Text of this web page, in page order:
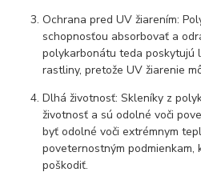
Ochrana pred UV žiarením:
schopnosťou absorbovať a
polykarbonátu teda poskytujú
rastliny, pretože UV žiarenie
Dlhá životnosť: Skleníky z
životnosť a sú odolné voči
byť odolné voči extrémnym
poveternostným
poškodiť.